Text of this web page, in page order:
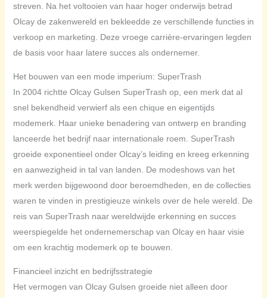
streven. Na het voltooien van haar hoger onderwijs betrad
Olcay de zakenwereld en bekleedde ze verschillende functies in
verkoop en marketing. Deze vroege carrière-ervaringen legden
de basis voor haar latere succes als ondernemer.
Het bouwen van een mode imperium: SuperTrash
In 2004 richtte Olcay Gulsen SuperTrash op, een merk dat al
snel bekendheid verwierf als een chique en eigentijds
modemerk. Haar unieke benadering van ontwerp en branding
lanceerde het bedrijf naar internationale roem. SuperTrash
groeide exponentieel onder Olcay’s leiding en kreeg erkenning
en aanwezigheid in tal van landen. De modeshows van het
merk werden bijgewoond door beroemdheden, en de collecties
waren te vinden in prestigieuze winkels over de hele wereld. De
reis van SuperTrash naar wereldwijde erkenning en succes
weerspiegelde het ondernemerschap van Olcay en haar visie
om een krachtig modemerk op te bouwen.
Financieel inzicht en bedrijfsstrategie
Het vermogen van Olcay Gulsen groeide niet alleen door